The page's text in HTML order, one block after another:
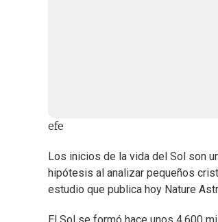
efe
Los inicios de la vida del Sol son
hipótesis al analizar pequeños
estudio que publica hoy Nature